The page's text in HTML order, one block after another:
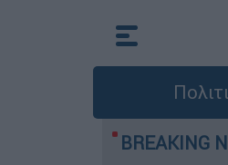
BREAKING
παραμένουν